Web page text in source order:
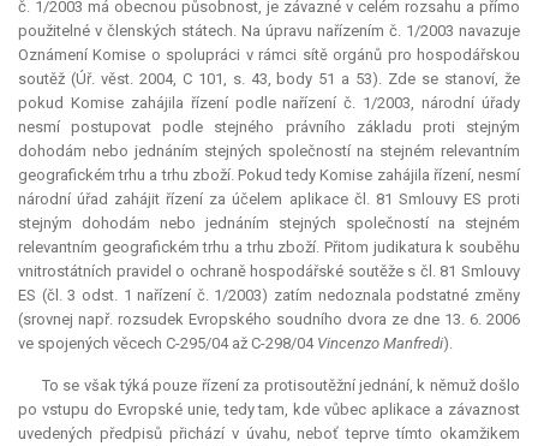
č. 1/2003 má obecnou působnost, je závazné v celém rozsahu a přímo
použitelné v členských státech. Na úpravu nařízením č. 1/2003 navazuje
Oznámení Komise o spolupráci v rámci sítě orgánů pro hospodářskou
soutěž (Úř. věst. 2004, C 101, s. 43, body 51 a 53). Zde se stanoví, že
pokud Komise zahájila řízení podle nařízení č. 1/2003, národní úřady
nesmí postupovat podle stejného právního základu proti stejným
dohodám nebo jednáním stejných společností na stejném relevantním
geografickém trhu a trhu zboží. Pokud tedy Komise zahájila řízení, nesmí
národní úřad zahájit řízení za účelem aplikace čl. 81 Smlouvy ES proti
stejným dohodám nebo jednáním stejných společností na stejném
relevantním geografickém trhu a trhu zboží. Přitom judikatura k souběhu
vnitrostátních pravidel o ochraně hospodářské soutěže s čl. 81 Smlouvy
ES (čl. 3 odst. 1 nařízení č. 1/2003) zatím nedoznala podstatné změny
(srovnej např. rozsudek Evropského soudního dvora ze dne 13. 6. 2006
ve spojených věcech C-295/04 až C-298/04 Vincenzo Manfredi).
To se však týká pouze řízení za protisoutěžní jednání, k němuž došlo
po vstupu do Evropské unie, tedy tam, kde vůbec aplikace a závaznost
uvedených předpisů přichází v úvahu, neboť teprve tímto okamžikem